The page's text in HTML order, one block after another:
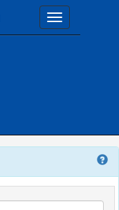
Toggle